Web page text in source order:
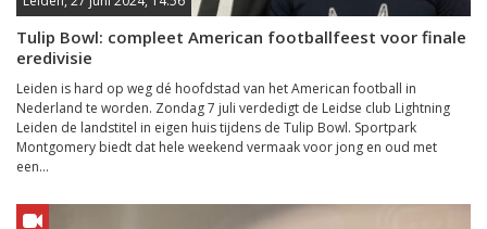
Tulip Bowl: compleet American footballfeest voor finale
eredivisie
Leiden is hard op weg dé hoofdstad van het American football in
Nederland te worden. Zondag 7 juli verdedigt de Leidse club Lightning
Leiden de landstitel in eigen huis tijdens de Tulip Bowl. Sportpark
Montgomery biedt dat hele weekend vermaak voor jong en oud met
een...